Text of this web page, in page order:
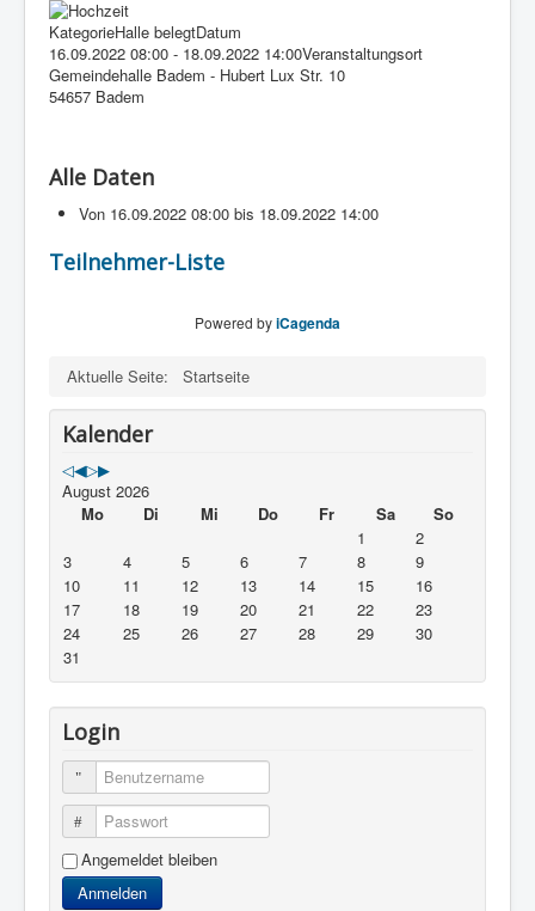
KategorieHalle belegtDatum
16.09.2022 08:00 - 18.09.2022 14:00Veranstaltungsort
Gemeindehalle Badem - Hubert Lux Str. 10
54657 Badem
Alle Daten
Von 16.09.2022 08:00 bis 18.09.2022 14:00
Teilnehmer-Liste
Powered byiCagenda
Aktuelle Seite: Startseite
Kalender
August 2026
Mo
Di Mi Do Fr Sa
So
1
2
3
4 5 6 7 8
9
10
11 12 13 14 15
16
17
18 19 20 21 22
23
24
25 26 27 28 29
30
31
Login
Benutzername
Passwort
Angemeldet bleiben
Anmelden